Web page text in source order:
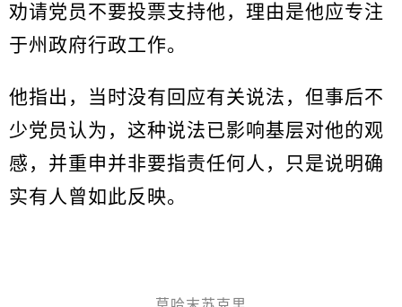
劝请党员不要投票支持他，理由是他应专注
于州政府行政工作。
他指出，当时没有回应有关说法，但事后不
少党员认为，这种说法已影响基层对他的观
感，并重申并非要指责任何人，只是说明确
实有人曾如此反映。